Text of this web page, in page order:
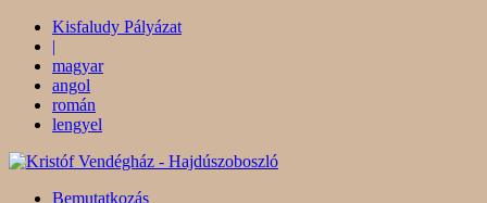
Kisfaludy Pályázat
|
magyar
angol
román
lengyel
Bemutatkozás